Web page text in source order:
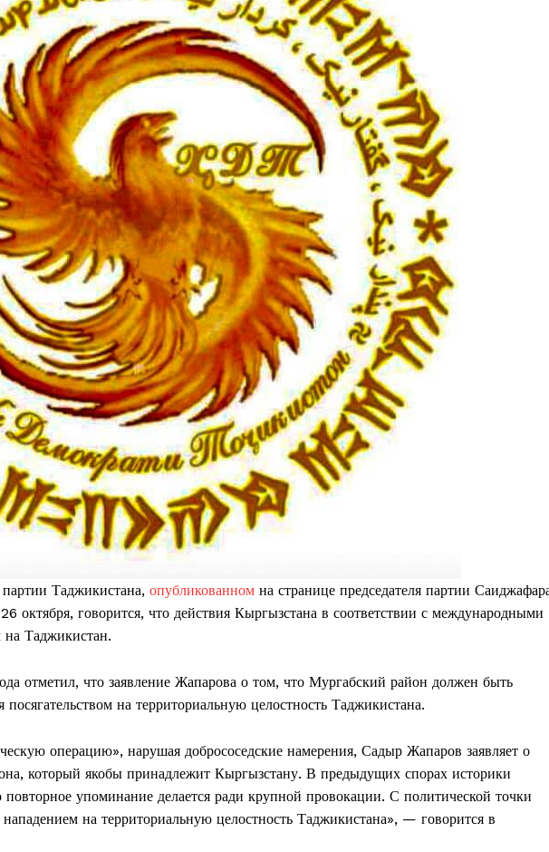
Таджикистана, опубликованном на странице председателя партии
октября, говорится, что действия Кыргызстана в соответствии с международными
на Таджикистан.
отметил, что заявление Жапарова о том, что Мургабский район должен быть
посягательством на территориальную целостность Таджикистана.
операцию», нарушая добрососедские намерения, Садыр Жапаров заявляет о
который якобы принадлежит Кыргызстану. В предыдущих спорах историки
повторное упоминание делается ради крупной провокации. С политической точки
нападением на территориальную целостность Таджикистана», — говорится в